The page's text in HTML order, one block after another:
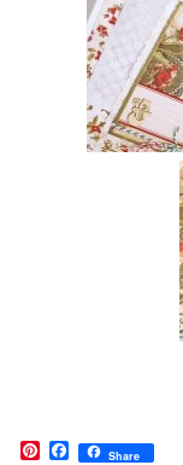
Pinterest
Facebook
Share